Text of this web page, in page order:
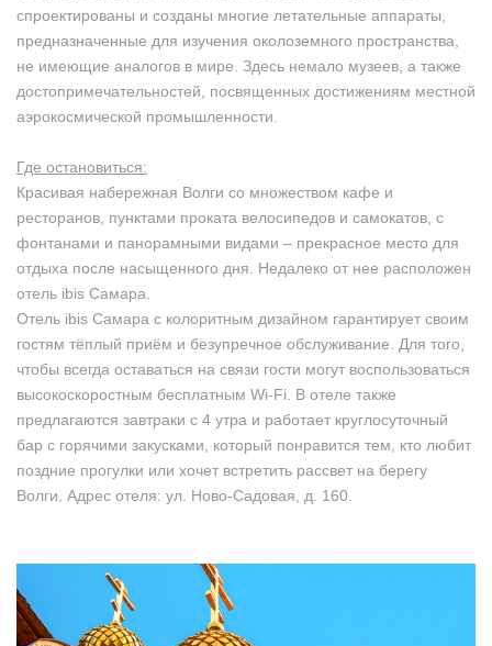
спроектированы и созданы многие летательные аппараты,
предназначенные для изучения околоземного пространства,
не имеющие аналогов в мире. Здесь немало музеев, а также
достопримечательностей, посвященных достижениям местной
аэрокосмической промышленности.
Где остановиться:
Красивая набережная Волги со множеством кафе и
ресторанов, пунктами проката велосипедов и самокатов, с
фонтанами и панорамными видами – прекрасное место для
отдыха после насыщенного дня. Недалеко от нее расположен
отель ibis Самара.
Отель ibis Самара с колоритным дизайном гарантирует своим
гостям тёплый приём и безупречное обслуживание. Для того,
чтобы всегда оставаться на связи гости могут воспользоваться
высокоскоростным бесплатным Wi-Fi. В отеле также
предлагаются завтраки с 4 утра и работает круглосуточный
бар с горячими закусками, который понравится тем, кто любит
поздние прогулки или хочет встретить рассвет на берегу
Волги. Адрес отеля: ул. Ново-Садовая, д. 160.